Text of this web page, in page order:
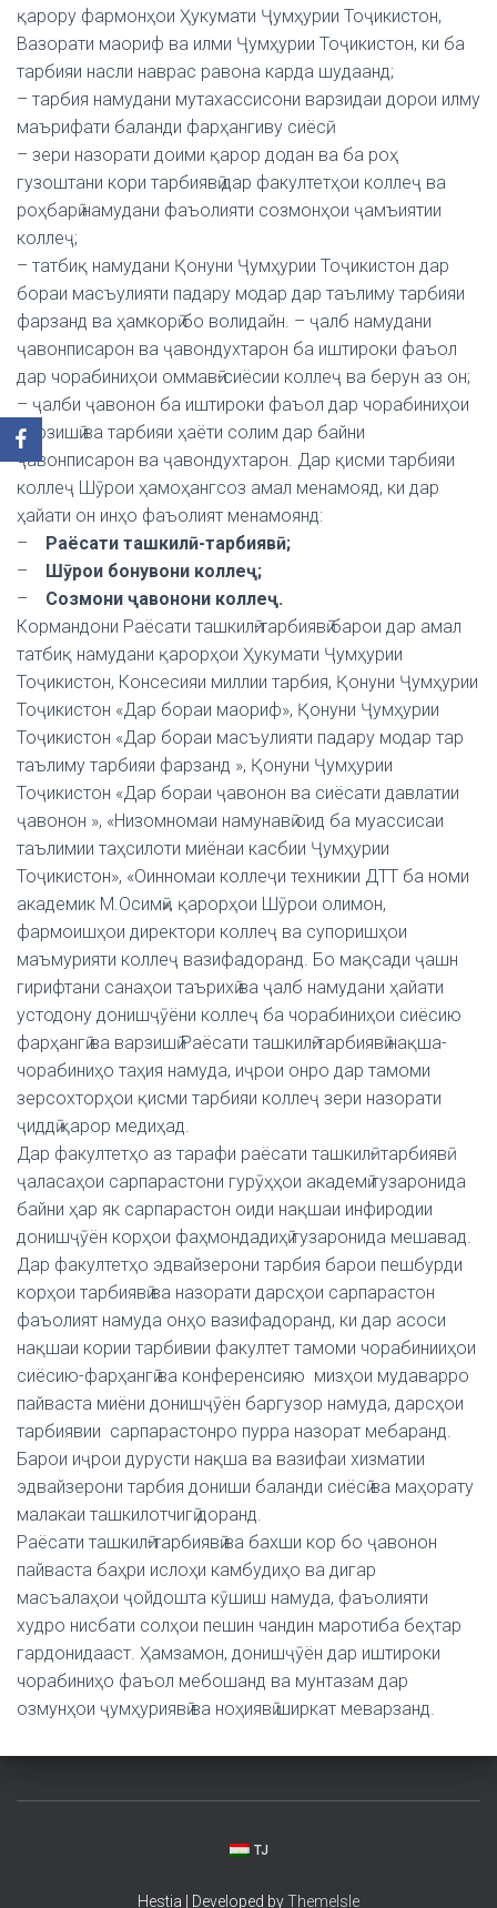
қарору фармонҳои Ҳукумати Ҷумҳурии Тоҷикистон,
Вазорати маориф ва илми Ҷумҳурии Тоҷикистон, ки ба
тарбияи насли наврас равона карда шудаанд;
– тарбия намудани мутахассисони варзидаи дорои илму
маърифати баланди фарҳангиву сиёсӣ;
– зери назорати доими қарор додан ва ба роҳ
гузоштани кори тарбиявӣ дар факултетҳои коллеҷ ва
роҳбарӣ намудани фаъолияти созмонҳои ҷамъиятии
коллеҷ;
– татбиқ намудани Қонуни Ҷумҳурии Тоҷикистон дар
бораи масъулияти падару модар дар таълиму тарбияи
фарзанд ва ҳамкорӣ бо волидайн. – ҷалб намудани
ҷавонписарон ва ҷавондухтарон ба иштироки фаъол
дар чорабиниҳои оммавӣ-сиёсии коллеҷ ва берун аз он;
– ҷалби ҷавонон ба иштироки фаъол дар чорабиниҳои
варзишӣ ва тарбияи ҳаёти солим дар байни
ҷавонписарон ва ҷавондухтарон. Дар қисми тарбияи
коллеҷ Шӯрои ҳамоҳангсоз амал менамояд, ки дар
ҳайати он инҳо фаъолият менамоянд:
– Раёсати ташкилӣ-тарбиявӣ;
– Шӯрои бонувони коллеҷ;
–
Созмони ҷавонони коллеҷ.
Кормандони Раёсати ташкилӣ-тарбиявӣ барои дар амал
татбиқ намудани қарорҳои Ҳукумати Ҷумҳурии
Тоҷикистон, Консесияи миллии тарбия, Қонуни Ҷумҳурии
Тоҷикистон «Дар бораи маориф», Қонуни Ҷумҳурии
Тоҷикистон «Дар бораи масъулияти падару модар тар
таълиму тарбияи фарзанд », Қонуни Ҷумҳурии
Тоҷикистон «Дар бораи ҷавонон ва сиёсати давлатии
ҷавонон », «Низомномаи намунавӣ оид ба муассисаи
таълимии таҳсилоти миёнаи касбии Ҷумҳурии
Тоҷикистон», «Оинномаи коллеҷи техникии ДТТ ба номи
академик М.Осимӣ», қарорҳои Шӯрои олимон,
фармоишҳои директори коллеҷ ва супоришҳои
маъмурияти коллеҷ вазифадоранд. Бо мақсади ҷашн
гирифтани санаҳои таърихӣ ва ҷалб намудани ҳайати
устодону донишҷӯёни коллеҷ ба чорабиниҳои сиёсию
фарҳангӣ ва варзишӣ Раёсати ташкилӣ-тарбиявӣ нақша-
чорабиниҳо таҳия намуда, иҷрои онро дар тамоми
зерсохторҳои қисми тарбияи коллеҷ зери назорати
ҷиддӣ қарор медиҳад.
Дар факултетҳо аз тарафи раёсати ташкилӣ- тарбиявӣ
ҷаласаҳои сарпарастони гурӯҳҳои академӣ гузаронида
байни ҳар як сарпарастон оиди нақшаи инфиродии
донишҷӯён корҳои фаҳмондадиҳӣ гузаронида мешавад.
Дар факултетҳо эдвайзерони тарбия барои пешбурди
корҳои тарбиявӣ ва назорати дарсҳои сарпарастон
фаъолият намуда онҳо вазифадоранд, ки дар асоси
нақшаи кории тарбивии факултет тамоми чорабинииҳои
сиёсию-фарҳангӣ ва конференсияю мизҳои мудаварро
пайваста миёни донишҷӯён баргузор намуда, дарсҳои
тарбиявии сарпарастонро пурра назорат мебаранд.
Барои иҷрои дурусти нақша ва вазифаи хизматии
эдвайзерони тарбия дониши баланди сиёсӣ ва маҳорату
малакаи ташкилотчигӣ доранд.
Раёсати ташкилӣ-тарбиявӣ ва бахши кор бо ҷавонон
пайваста баҳри ислоҳи камбудиҳо ва дигар
масъалаҳои ҷойдошта кӯшиш намуда, фаъолияти
худро нисбати солҳои пешин чандин маротиба беҳтар
гардонидааст. Ҳамзамон, донишҷӯён дар иштироки
чорабиниҳо фаъол мебошанд ва мунтазам дар
озмунҳои ҷумҳуриявӣ ва ноҳиявӣ ширкат меварзанд.
TJ
Hestia | Developed byThemeIsle